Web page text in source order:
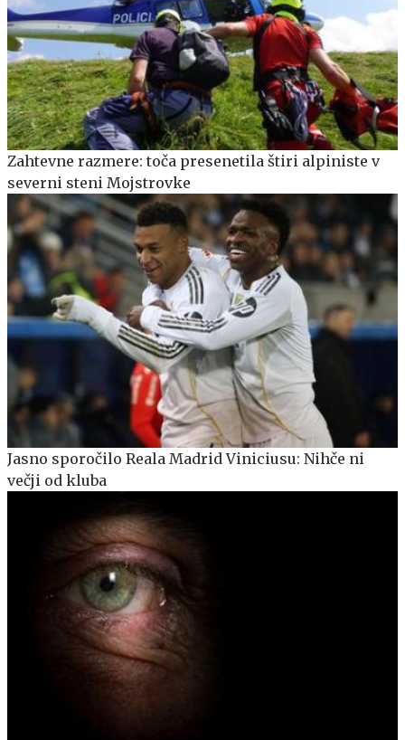
Zahtevne razmere: toča presenetila štiri alpiniste v
severni steni Mojstrovke
Jasno sporočilo Reala Madrid Viniciusu: Nihče ni
večji od kluba